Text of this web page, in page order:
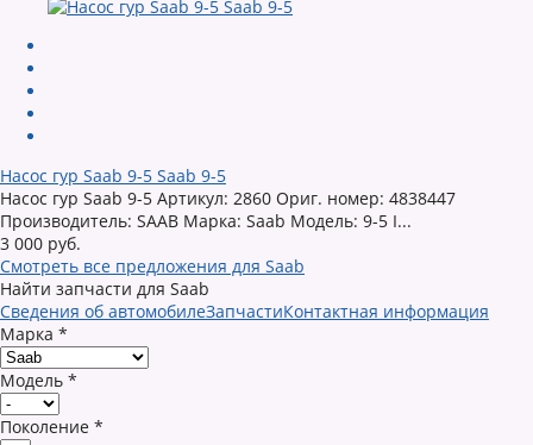
Насос гур Saab 9-5 Saab 9-5
Насос гур Saab 9-5 Артикул: 2860 Ориг. номер: 4838447
Производитель: SAAB Марка: Saab Модель: 9-5 I...
3 000 руб.
Смотреть все предложения для Saab
Найти запчасти для Saab
Сведения об автомобилеЗапчастиКонтактная информация
Марка *
Модель *
Поколение *